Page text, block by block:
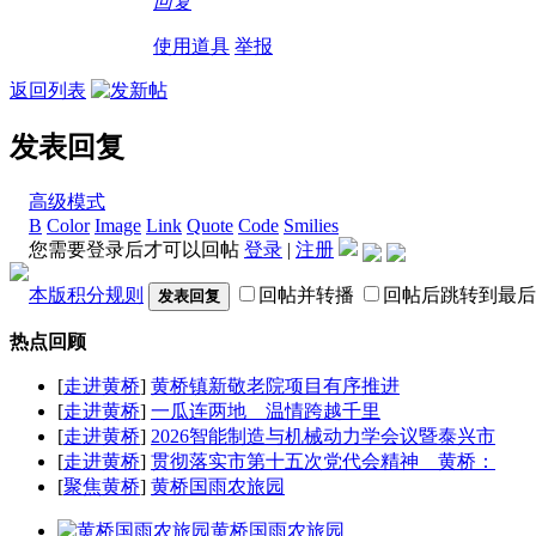
使用道具 举报
返回列表
发表回复
高级模式
B Color Image Link Quote Code Smilies
您需要登录后才可以回帖 登录 | 注册
本版积分规则 发表回复 回帖并转播 回帖后跳转到最
热点回顾
[走进黄桥] 黄桥镇新敬老院项目有序推进
[走进黄桥] 一瓜连两地 温情跨越千里
[走进黄桥] 2026智能制造与机械动力学会议暨泰兴市
[走进黄桥] 贯彻落实市第十五次党代会精神 黄桥：
[聚焦黄桥] 黄桥国雨农旅园
黄桥国雨农旅园